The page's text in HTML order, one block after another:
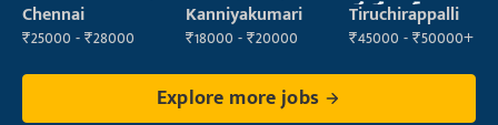
Chennai
₹25000 - ₹28000
Kanniyakumari
₹18000 - ₹20000
మేనేజర్
Tiruchirappalli
₹45000 - ₹50000+
Explore more jobs